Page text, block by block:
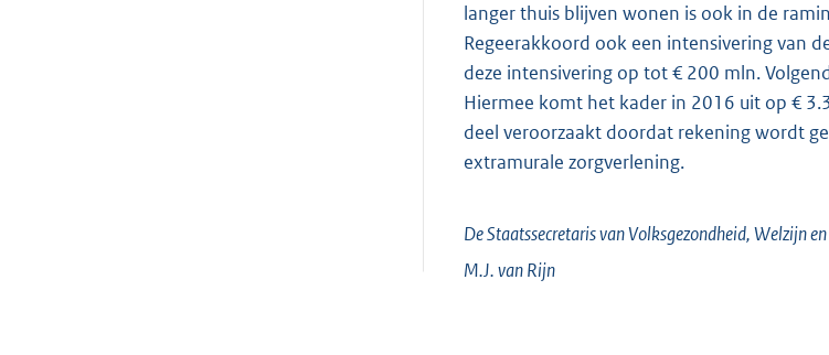
langer thuis blijven wonen is ook in de
Regeerakkoord ook een intensivering van
deze intensivering op tot € 200 mln.
Hiermee komt het kader in 2016 uit op €
deel veroorzaakt doordat rekening wordt
extramurale zorgverlening.
De Staatssecretaris van Volksgezondheid, Welzijn
M.J. vanRijn